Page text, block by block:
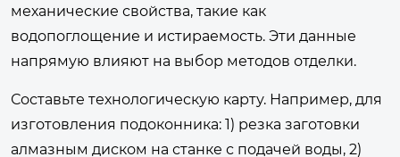
механические свойства, такие как
водопоглощение и истираемость. Эти данные
напрямую влияют на выбор методов отделки.
Составьте технологическую карту. Например, для
изготовления подоконника: 1) резка заготовки
алмазным диском на станке с подачей воды, 2)